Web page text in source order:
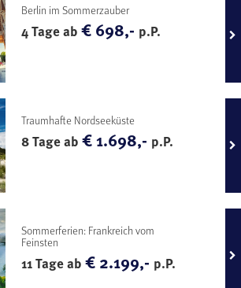
Berlin im Sommerzauber
4 Tage ab€ 698,- p.P.
Traumhafte Nordseeküste
8 Tage ab€ 1.698,- p.P.
Sommerferien: Frankreich vom
Feinsten
11 Tage ab€ 2.199,- p.P.